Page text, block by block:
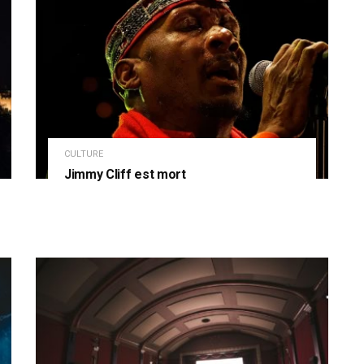
CULTURE
Jimmy Cliff est mort